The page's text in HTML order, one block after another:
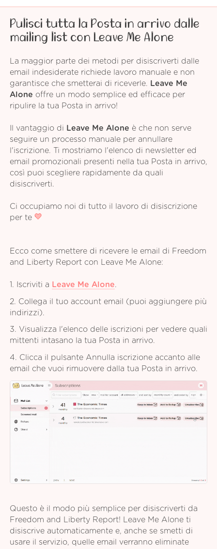
Pulisci tutta la Posta in arrivo dalle
mailing list con Leave Me Alone
La maggior parte dei metodi per disiscriverti dalle
email indesiderate richiede lavoro manuale e non
garantisce che smetterai di riceverle. Leave Me
Alone offre un modo semplice ed efficace per
ripulire la tua Posta in arrivo!
Il vantaggio di Leave Me Alone è che non serve
seguire un processo manuale per annullare
l'iscrizione. Ti mostriamo l'elenco di newsletter ed
email promozionali presenti nella tua Posta in arrivo,
così puoi scegliere rapidamente da quali
disiscriverti.
Ci occupiamo noi di tutto il lavoro di disiscrizione
per te
Ecco come smettere di ricevere le email di Freedom
and Liberty Report con Leave Me Alone:
1. Iscriviti a Leave Me Alone.
2. Collega il tuo account email (puoi aggiungere più
indirizzi).
3. Visualizza l'elenco delle iscrizioni per vedere quali
mittenti intasano la tua Posta in arrivo.
4. Clicca il pulsante Annulla iscrizione accanto alle
email che vuoi rimuovere dalla tua Posta in arrivo.
Questo è il modo più semplice per disiscriverti da
Freedom and Liberty Report! Leave Me Alone ti
disiscrive automaticamente e, anche se smetti di
usare il servizio, quelle email verranno eliminate